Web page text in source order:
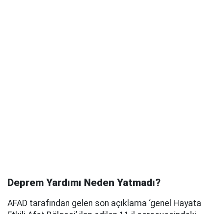
Deprem Yardımı Neden Yatmadı?
AFAD tarafından gelen son açıklama ‘genel Hayata